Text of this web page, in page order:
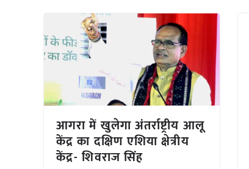
आगरा में खुलेगा अंतर्राष्ट्रीय आलू
केंद्र का दक्षिण एशिया क्षेत्रीय
केंद्र- शिवराज सिंह